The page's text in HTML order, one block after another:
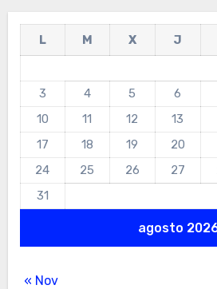
agosto
L M X J
3
4 5 6
10
11 12 13
17
18 19 20
24
25 26 27
31
« Nov